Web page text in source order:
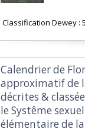
Classification Dewey :
‎Calendrier de
approximatif de
décrites &
le Systême
élémentaire de